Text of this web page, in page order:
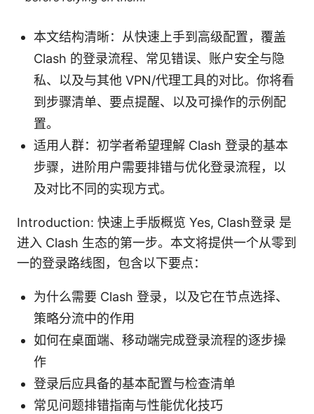
本文结构清晰：从快速上手到高级配置，覆盖
Clash 的登录流程、常见错误、账户安全与隐
私、以及与其他 VPN/代理工具的对比。你将看
到步骤清单、要点提醒、以及可操作的示例配
置。
适用人群：初学者希望理解 Clash 登录的基本
步骤，进阶用户需要排错与优化登录流程，以
及对比不同的实现方式。
Introduction: 快速上手版概览 Yes, Clash登录 是
进入 Clash 生态的第一步。本文将提供一个从零到
一的登录路线图，包含以下要点：
为什么需要 Clash 登录，以及它在节点选择、
策略分流中的作用
如何在桌面端、移动端完成登录流程的逐步操
作
登录后应具备的基本配置与检查清单
常见问题排错指南与性能优化技巧